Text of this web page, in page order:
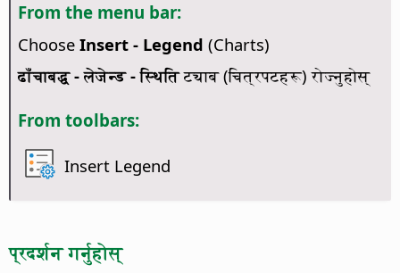
From the menu bar:
Choose Insert - Legend (Charts)
ढाँचाबद्ध - लेजेन्ड - स्थितिट्याब (चित्रपटहरू) रोज्नुहोस्
From toolbars:
Insert Legend
प्रदर्शन गर्नुहोस्